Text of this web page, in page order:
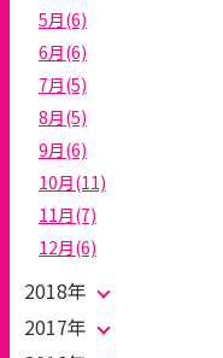
5月(6)
6月(6)
7月(5)
8月(5)
9月(6)
10月(11)
11月(7)
12月(6)
2018年
2017年